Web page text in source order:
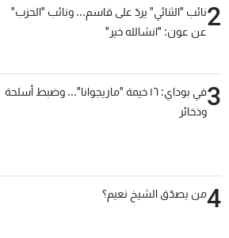
2نائب "الثنائي" يردّ على قاسم... ونائب "الحزب"
عن عون: "انشالله خير"
3
في بوداي: ١٦ خيمة "ماريجوانا"... وضبط أسلحة
وذخائر
4من يصدّق الشيخ نعيم؟